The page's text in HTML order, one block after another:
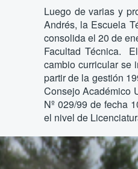
Luego de varias y
Andrés, la Escuela
consolida el 20 de
Facultad Técnica.
cambio curricular se
partir de la gestión
Consejo Académico
Nº 029/99 de fecha
el nivel de